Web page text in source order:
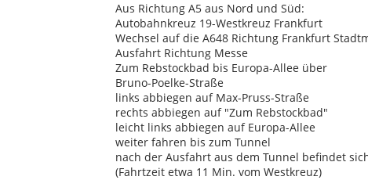
Aus Richtung A5 aus Nord und Süd:
Autobahnkreuz 19-Westkreuz Frankfurt
Wechsel auf die A648 Richtung Frankfurt
Ausfahrt Richtung Messe
Zum Rebstockbad bis Europa-Allee über
Bruno-Poelke-Straße
links abbiegen auf Max-Pruss-Straße
rechts abbiegen auf "Zum Rebstockbad"
leicht links abbiegen auf Europa-Allee
weiter fahren bis zum Tunnel
nach der Ausfahrt aus dem Tunnel befindet
(Fahrtzeit etwa 11 Min. vom Westkreuz)